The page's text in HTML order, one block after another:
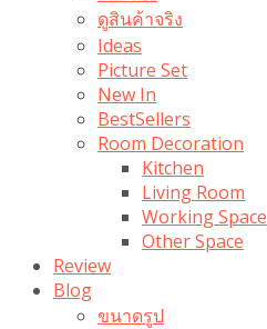
ดูสินค้าจริง
Ideas
Picture Set
New In
BestSellers
Room Decoration
Kitchen
Living Room
Working Space
Other Space
Review
Blog
ขนาดรูป